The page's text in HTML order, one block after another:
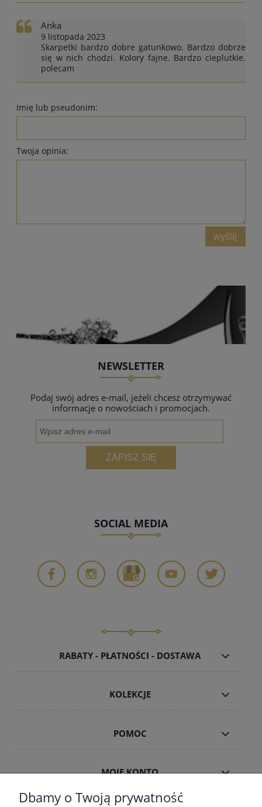
Anka
9 listopada 2023
Skarpetki bardzo dobre gatunkowo. Bardzo dobrze
się w nich chodzi. Kolory fajne. Bardzo cieplutkie.
polecam
Imię lub pseudonim:
Twoja opinia:
wyślij
NEWSLETTER
Podaj swój adres e-mail, jeżeli chcesz otrzymywać
informacje o nowościach i promocjach.
ZAPISZ SIĘ
SOCIAL MEDIA
RABATY - PŁATNOŚCI - DOSTAWA
KOLEKCJE
POMOC
MOJE KONTO
Dbamy o Twoją prywatność